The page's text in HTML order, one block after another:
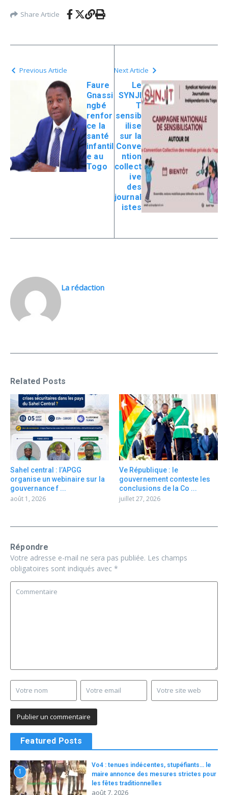
Share Article
Previous Article
Faure
Gnassi
ngbé
renfor
ce la
santé
infantil
e au
Togo
Next Article
Le
SYNJI
T
sensib
ilise
sur la
Conve
ntion
collect
ive
des
journal
istes
La rédaction
Related Posts
Sahel central : l’APGG
organise un webinaire sur la
gouvernance f ...
août 1, 2026
Ve République : le
gouvernement conteste les
conclusions de la Co ...
juillet 27, 2026
Répondre
Votre adresse e-mail ne sera pas publiée. Les champs
obligatoires sont indiqués avec *
Featured Posts
1
Vo4 : tenues indécentes, stupéfiants… le
maire annonce des mesures strictes pour
les fêtes traditionnelles
août 7, 2026